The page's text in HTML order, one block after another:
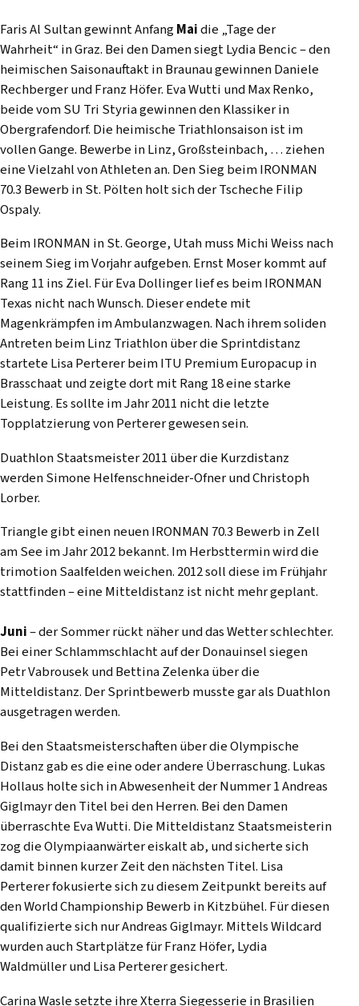
Faris Al Sultan gewinnt AnfangMaidie „Tage der
Wahrheit“ in Graz. Bei den Damen siegt Lydia Bencic – den
heimischen Saisonauftakt in Braunau gewinnen Daniele
Rechberger und Franz Höfer. Eva Wutti und Max Renko,
beide vom SU Tri Styria gewinnen den Klassiker in
Obergrafendorf. Die heimische Triathlonsaison ist im
vollen Gange. Bewerbe in Linz, Großsteinbach, … ziehen
eine Vielzahl von Athleten an. Den Sieg beim IRONMAN
70.3 Bewerb in St. Pölten holt sich der Tscheche Filip
Ospaly.
Beim IRONMAN in St. George, Utah muss Michi Weiss nach
seinem Sieg im Vorjahr aufgeben. Ernst Moser kommt auf
Rang 11 ins Ziel. Für Eva Dollinger lief es beim IRONMAN
Texas nicht nach Wunsch. Dieser endete mit
Magenkrämpfen im Ambulanzwagen. Nach ihrem soliden
Antreten beim Linz Triathlon über die Sprintdistanz
startete Lisa Perterer beim ITU Premium Europacup in
Brasschaat und zeigte dort mit Rang 18 eine starke
Leistung. Es sollte im Jahr 2011 nicht die letzte
Topplatzierung von Perterer gewesen sein.
Duathlon Staatsmeister 2011 über die Kurzdistanz
werden Simone Helfenschneider-Ofner und Christoph
Lorber.
Triangle gibt einen neuen IRONMAN 70.3 Bewerb in Zell
am See im Jahr 2012 bekannt. Im Herbsttermin wird die
trimotion Saalfelden weichen. 2012 soll diese im Frühjahr
stattfinden – eine Mitteldistanz ist nicht mehr geplant.
Juni– der Sommer rückt näher und das Wetter schlechter.
Bei einer Schlammschlacht auf der Donauinsel siegen
Petr Vabrousek und Bettina Zelenka über die
Mitteldistanz. Der Sprintbewerb musste gar als Duathlon
ausgetragen werden.
Bei den Staatsmeisterschaften über die Olympische
Distanz gab es die eine oder andere Überraschung. Lukas
Hollaus holte sich in Abwesenheit der Nummer 1 Andreas
Giglmayr den Titel bei den Herren. Bei den Damen
überraschte Eva Wutti. Die Mitteldistanz Staatsmeisterin
zog die Olympiaanwärter eiskalt ab, und sicherte sich
damit binnen kurzer Zeit den nächsten Titel. Lisa
Perterer fokusierte sich zu diesem Zeitpunkt bereits auf
den World Championship Bewerb in Kitzbühel. Für diesen
qualifizierte sich nur Andreas Giglmayr. Mittels Wildcard
wurden auch Startplätze für Franz Höfer, Lydia
Waldmüller und Lisa Perterer gesichert.
Carina Wasle setzte ihre Xterra Siegesserie in Brasilien